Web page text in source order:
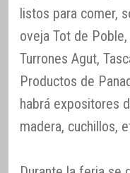
listos para comer,
oveja Tot de
Turrones Agut,
Productos de
habrá expositores
madera, cuchillos,